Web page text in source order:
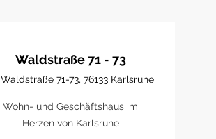
Waldstraße 71 - 73
Waldstraße 71-73, 76133 Karlsruhe
Wohn- und Geschäftshaus im
Herzen von Karlsruhe